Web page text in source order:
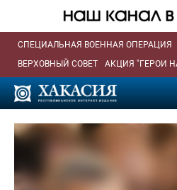
СПЕЦИАЛЬНАЯ ВОЕННАЯ ОПЕРАЦИЯ
ВЕРХОВНЫЙ СОВЕТ
АКЦИЯ "ГЕРОИ